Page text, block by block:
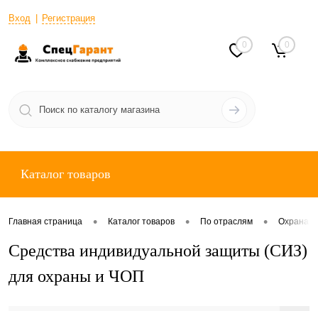
Вход Регистрация
0 0
Каталог товаров
Главная страница • Каталог товаров • По отраслям • Охрана,
Средства индивидуальной защиты (СИЗ)
для охраны и ЧОП